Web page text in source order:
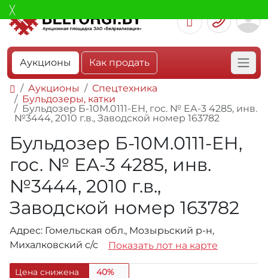
Аукционы Как продать
Аукционы
Спецтехника
Бульдозеры, катки
Бульдозер Б-10М.0111-ЕН, гос. № ЕА-3 4285, инв.
№3444, 2010 г.в., Заводской номер 163782
Бульдозер Б-10М.0111-ЕН,
гос. № ЕА-3 4285, инв.
№3444, 2010 г.в.,
Заводской номер 163782
Адрес: Гомельская обл., Мозырьский р-н,
Михалковский с/с
Показать лот на карте
Цена снижена 40%